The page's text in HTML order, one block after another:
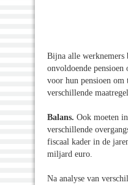
Bijna alle werknemers
onvoldoende
voor hun pensioen om
verschillende
Balans. Ook moeten
verschillende
fiscaal kader in de
miljard euro.
Na analyse van